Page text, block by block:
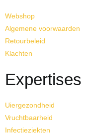
Webshop
Algemene voorwaarden
Retourbeleid
Klachten
Expertises
Uiergezondheid
Vruchtbaarheid
Infectieziekten